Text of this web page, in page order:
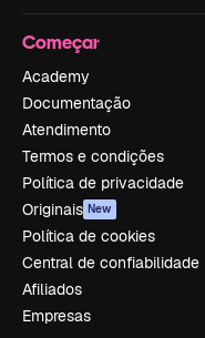
Começar
Academy
Documentação
Atendimento
Termos e condições
Política de privacidade
Originais New
Política de cookies
Central de confiabilidade
Afiliados
Empresas